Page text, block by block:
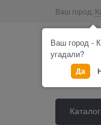
Ваш город:
Ваш город -
угадали?
Да